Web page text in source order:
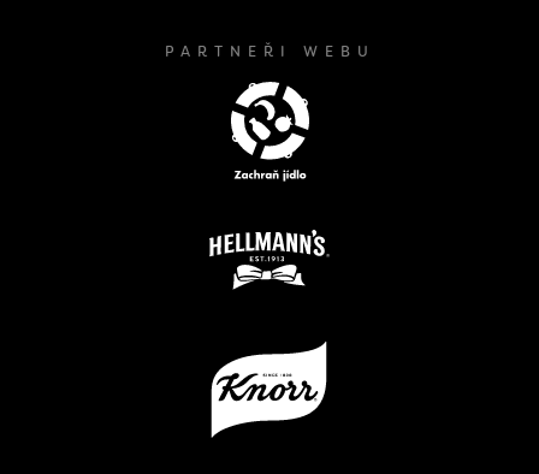
PARTNEŘI WEBU